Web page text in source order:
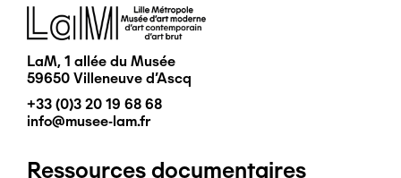
Image
LaM, 1 allée du Musée
59650 Villeneuve d'Ascq
+33 (0)3 20 19 68 68
info@musee-lam.fr
Ressources documentaires